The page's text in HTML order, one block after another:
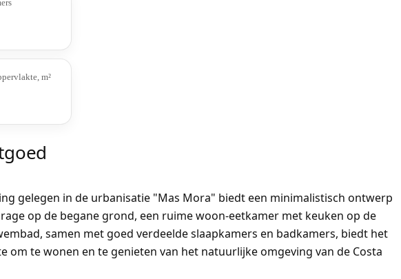
m²
gelegen in de urbanisatie "Mas Mora" biedt een minimalistisch ontwerp
op de begane grond, een ruime woon-eetkamer met keuken op de
samen met goed verdeelde slaapkamers en badkamers, biedt het
te wonen en te genieten van het natuurlijke omgeving van de Costa